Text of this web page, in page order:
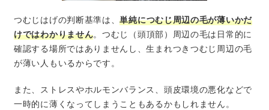
つむじはげの判断基準は、単純につむじ周辺の毛が薄いかだ
けではわかりません。つむじ（頭頂部）周辺の毛は日常的に
確認する場所ではありませんし、生まれつきつむじ周辺の毛
が薄い人もいるからです。
また、ストレスやホルモンバランス、頭皮環境の悪化などで
一時的に薄くなってしまうこともあるかもしれません。